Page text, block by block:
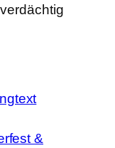
&